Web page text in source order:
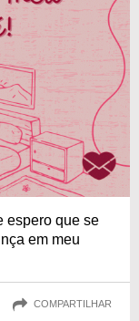
espero que se
em meu
COMPARTILHAR